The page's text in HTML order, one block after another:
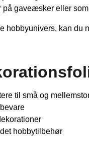
gaveæsker eller
hobbyunivers, kan
til små og
hobbytilbehør